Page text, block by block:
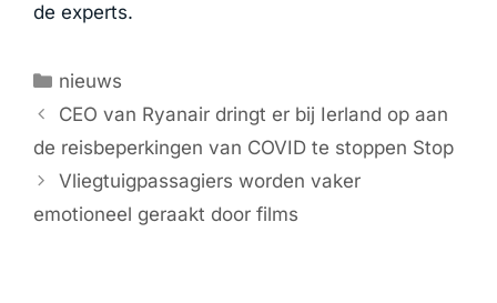
de experts.
Categorieën
nieuws
CEO van Ryanair dringt er bij Ierland op aan
de reisbeperkingen van COVID te stoppen Stop
Vliegtuigpassagiers worden vaker
emotioneel geraakt door films